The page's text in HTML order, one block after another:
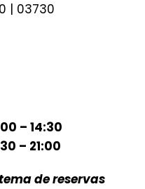
| 03730
– 14:30
– 21:00
de reservas